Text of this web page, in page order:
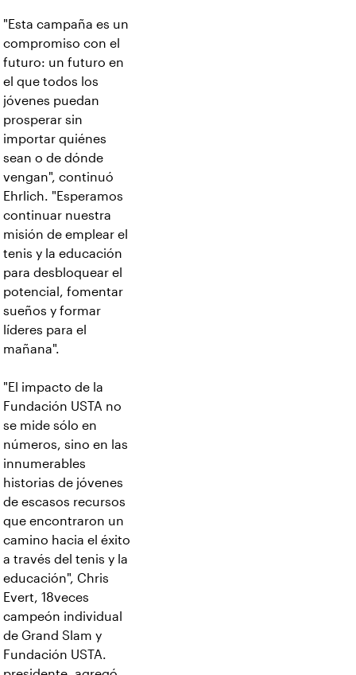
"Esta campaña es un
compromiso con el
futuro: un futuro en
el que todos los
jóvenes puedan
prosperar sin
importar quiénes
sean o de dónde
vengan", continuó
Ehrlich. "Esperamos
continuar nuestra
misión de emplear el
tenis y la educación
para desbloquear el
potencial, fomentar
sueños y formar
líderes para el
mañana".
"El impacto de la
Fundación USTA no
se mide sólo en
números, sino en las
innumerables
historias de jóvenes
de escasos recursos
que encontraron un
camino hacia el éxito
a través del tenis y la
educación", Chris
Evert, 18veces
campeón individual
de Grand Slam y
Fundación USTA.